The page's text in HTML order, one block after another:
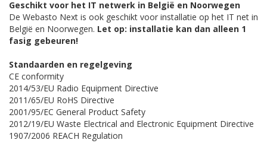
Geschikt voor het IT netwerk in België en Noorwegen
De Webasto Next is ook geschikt voor installatie op het IT net in
België en Noorwegen. Let op: installatie kan dan alleen 1
fasig gebeuren!
Standaarden en regelgeving
CE conformity
2014/53/EU Radio Equipment Directive
2011/65/EU RoHS Directive
2001/95/EC General Product Safety
2012/19/EU Waste Electrical and Electronic Equipment Directive
1907/2006 REACH Regulation